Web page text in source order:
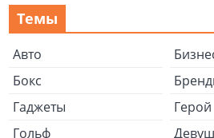
Темы
Авто
Бокс
Гаджеты
Герой
Гольф